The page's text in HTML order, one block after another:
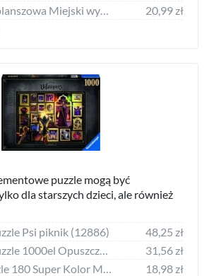
Fan Games Gra planszowa Miejski wyścig i Misja wojskowa
20,99 zł
puzzle mogą być
dla starszych dzieci, ale również
Psi piknik (12886)
48,25 zł
31,56 zł
18,98 zł